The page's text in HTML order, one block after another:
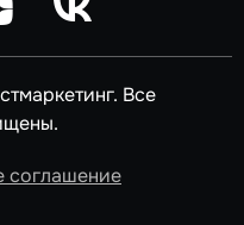
Все
соглашение